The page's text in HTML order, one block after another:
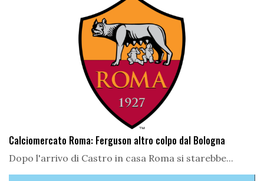
Calciomercato Roma: Ferguson altro colpo dal Bologna
Dopo l'arrivo di Castro in casa Roma si starebbe...